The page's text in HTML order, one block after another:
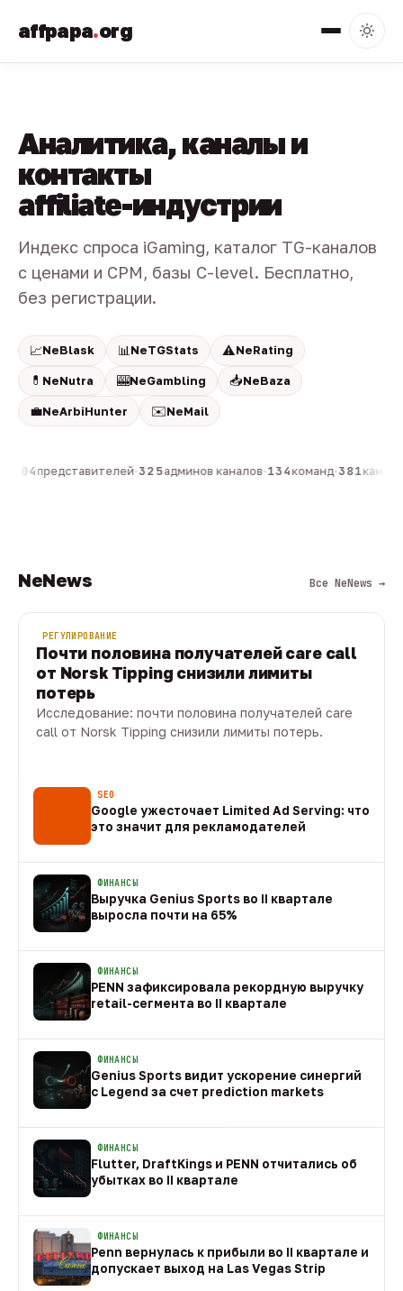
affpapa.org
Аналитика, каналы и
контакты
affiliate-индустрии
Индекс спроса iGaming, каталог TG-каналов
с ценами и CPM, базы C-level. Бесплатно,
без регистрации.
📈NeBlask 📊 NeTGStats ⚠️NeRating
💊 NeNutra 🎰NeGambling 📥NeBaza
💼NeArbiHunter ✉️NeMail
804представителей·325админов каналов·134команд·381
NeNews Все NeNews →
РЕГУЛИРОВАНИЕ
Почти половина получателей care call
от Norsk Tipping снизили лимиты
потерь
Исследование: почти половина получателей care
call от Norsk Tipping снизили лимиты потерь.
SEO
Google ужесточает Limited Ad Serving: что
это значит для рекламодателей
ФИНАНСЫ
Выручка Genius Sports во II квартале
выросла почти на 65%
ФИНАНСЫ
PENN зафиксировала рекордную выручку
retail-сегмента во II квартале
ФИНАНСЫ
Genius Sports видит ускорение синергий
с Legend за счет prediction markets
ФИНАНСЫ
Flutter, DraftKings и PENN отчитались об
убытках во II квартале
ФИНАНСЫ
Penn вернулась к прибыли во II квартале и
допускает выход на Las Vegas Strip